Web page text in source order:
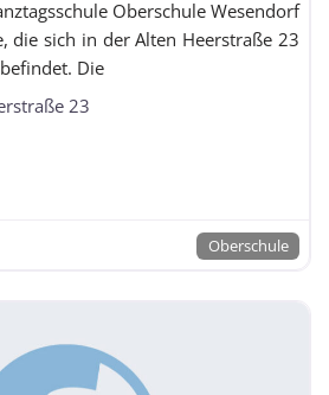
Haupt- und Realschule
/ Schule mit
Oberschule Wesendorf
die sich in der Alten Heerstraße 23
Die
23
Oberschule